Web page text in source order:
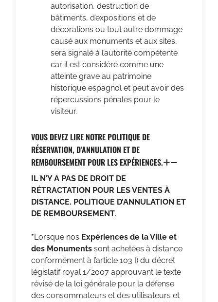
autorisation, destruction de
bâtiments, d’expositions et de
décorations ou tout autre dommage
causé aux monuments et aux sites,
sera signalé à l’autorité compétente
car il est considéré comme une
atteinte grave au patrimoine
historique espagnol et peut avoir des
répercussions pénales pour le
visiteur.
VOUS DEVEZ LIRE NOTRE POLITIQUE DE
RÉSERVATION, D’ANNULATION ET DE
REMBOURSEMENT POUR LES EXPÉRIENCES.
IL N’Y A PAS DE DROIT DE
RÉTRACTATION POUR LES VENTES À
DISTANCE. POLITIQUE D’ANNULATION ET
DE REMBOURSEMENT.
*Lorsque nos Expériences de la Ville et
des Monuments sont achetées à distance
conformément à l’article 103 I) du décret
législatif royal 1/2007 approuvant le texte
révisé de la loi générale pour la défense
des consommateurs et des utilisateurs et